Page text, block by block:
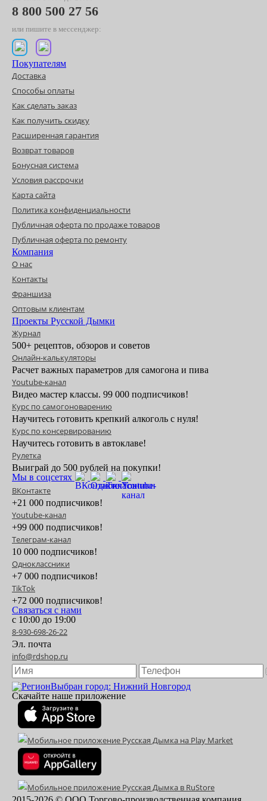
8 800 500 27 56
или пишите в мессенджер:
Покупателям
Доставка
Способы оплаты
Как сделать заказ
Как получить скидку
Расширенная гарантия
Возврат товаров
Бонусная система
Условия рассрочки
Карта сайта
Политика конфиденциальности
Публичная оферта по продаже товаров
Публичная оферта по ремонту
Компания
О нас
Контакты
Франшиза
Оптовым клиентам
Проекты Русской Дымки
Журнал
500+ рецептов, обзоров и советов
Онлайн-калькуляторы
Расчет важных параметров для самогона и пива
Youtube-канал
Видео мастер классы. 99 000 подписчиков!
Курс по самогоноварению
Научитесь готовить крепкий алкоголь с нуля!
Курс по консервированию
Научитесь готовить в автоклаве!
Рулетка
Выиграй до 500 рублей на покупки!
Мы в соцсетях
ВКонтакте
+21 000 подписчиков!
Youtube-канал
+99 000 подписчиков!
Телеграм-канал
10 000 подписчиков!
Одноклассники
+7 000 подписчиков!
TikTok
+72 000 подписчиков!
Связаться с нами
с 10:00 до 19:00
8-930-698-26-22
Эл. почта
info@rdshop.ru
Выбран город: Нижний Новгород
Скачайте наше приложение